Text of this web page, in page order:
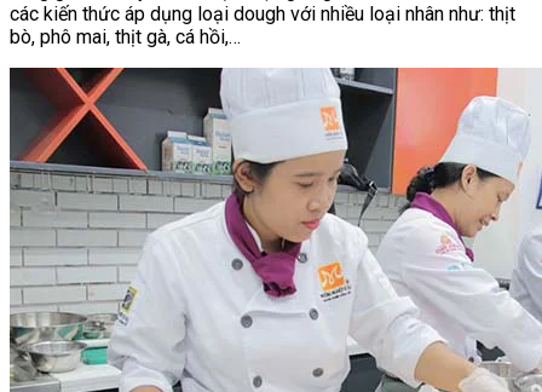
các kiến thức áp dụng loại dough với nhiều loại nhân như: thịt
bò, phô mai, thịt gà, cá hồi,…